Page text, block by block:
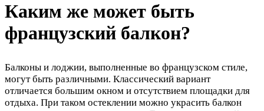
Каким же может быть
французский балкон?
Балконы и лоджии, выполненные во французском стиле,
могут быть различными. Классический вариант
отличается большим окном и отсутствием площадки для
отдыха. При таком остеклении можно украсить балкон